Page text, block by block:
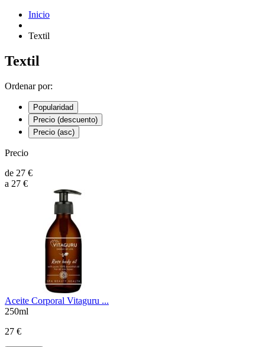
Inicio
Textil
Textil
Ordenar por:
Popularidad
Precio (descuento)
Precio (asc)
Precio
de 27 €
a 27 €
Aceite Corporal Vitaguru ...
250ml
27 €